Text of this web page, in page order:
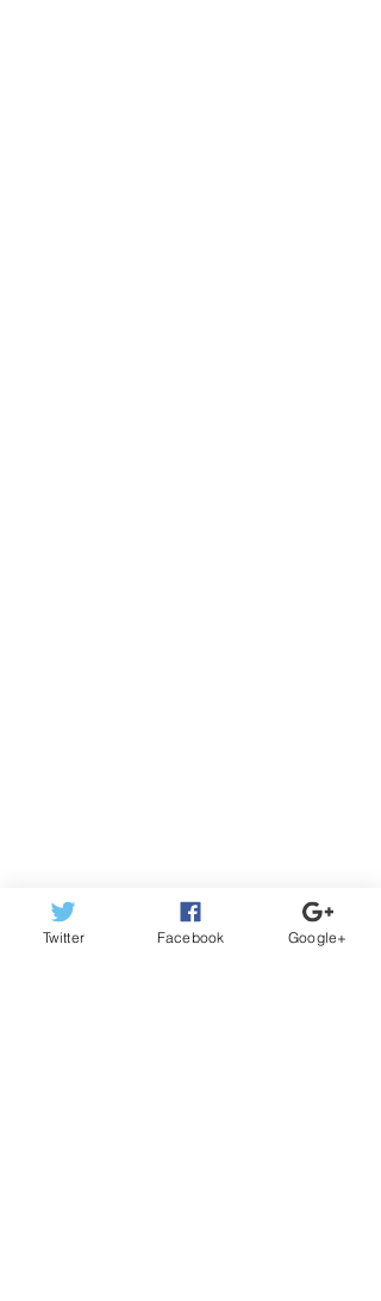
Twitter Facebook Google+